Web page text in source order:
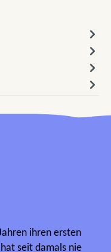
ihren ersten
seit damals nie